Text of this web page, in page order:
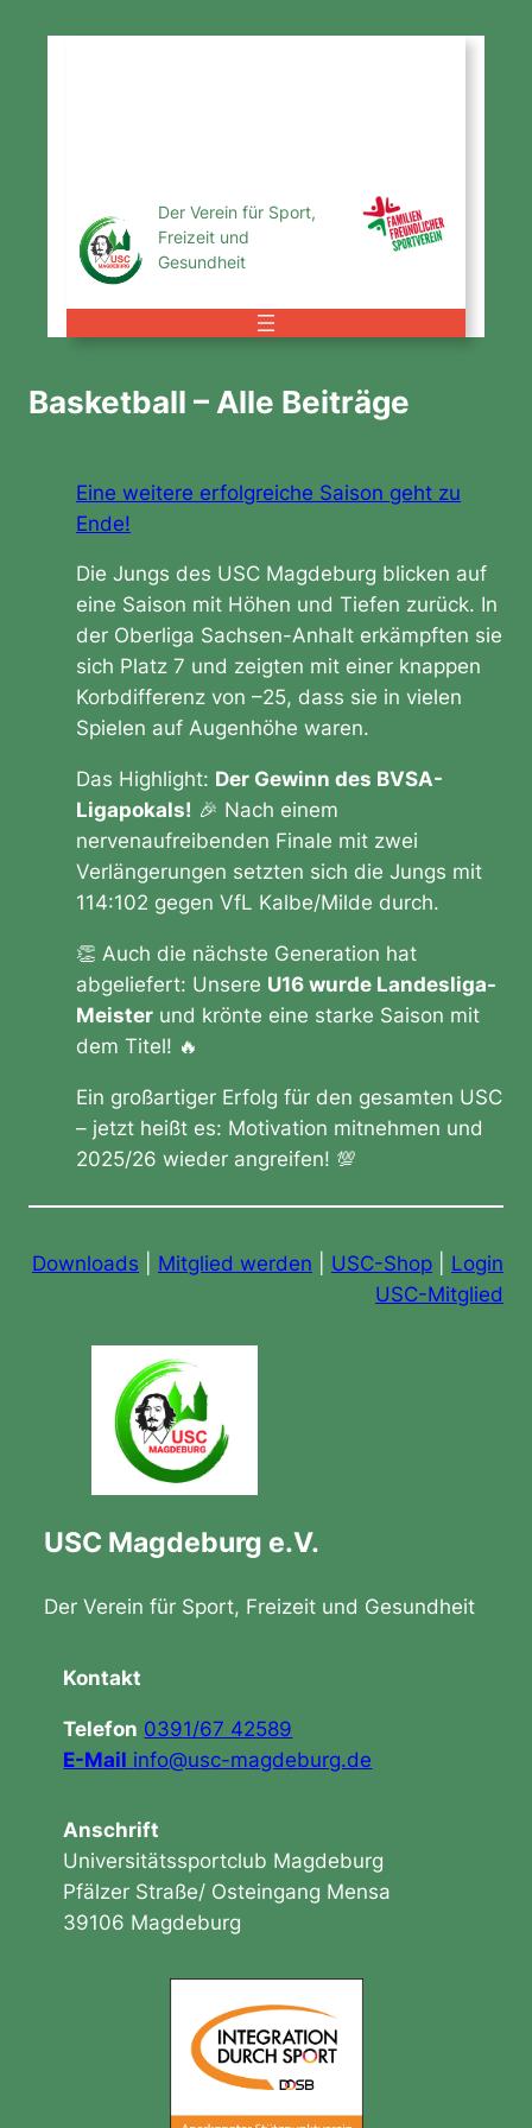
Der Verein für Sport,
Freizeit und
Gesundheit
Basketball – Alle Beiträge
Eine weitere erfolgreiche Saison geht zu
Ende!
Die Jungs des USC Magdeburg blicken auf
eine Saison mit Höhen und Tiefen zurück. In
der Oberliga Sachsen-Anhalt erkämpften sie
sich Platz 7 und zeigten mit einer knappen
Korbdifferenz von –25, dass sie in vielen
Spielen auf Augenhöhe waren.
Das Highlight: Der Gewinn des BVSA-
Ligapokals! 🎉 Nach einem
nervenaufreibenden Finale mit zwei
Verlängerungen setzten sich die Jungs mit
114:102 gegen VfL Kalbe/Milde durch.
👏 Auch die nächste Generation hat
abgeliefert: Unsere U16 wurde Landesliga-
Meister und krönte eine starke Saison mit
dem Titel! 🔥
Ein großartiger Erfolg für den gesamten USC
– jetzt heißt es: Motivation mitnehmen und
2025/26 wieder angreifen! 💯
Downloads Mitglied werden USC-Shop
Login
USC-Mitglied
USC Magdeburg e.V.
Der Verein für Sport, Freizeit und Gesundheit
Kontakt
Telefon 0391/67 42589
E-Mail info@usc-magdeburg.de
Anschrift
Universitätssportclub Magdeburg
Pfälzer Straße/ Osteingang Mensa
39106 Magdeburg